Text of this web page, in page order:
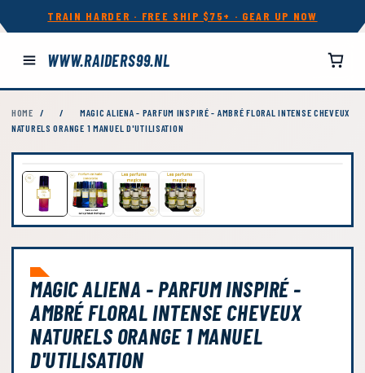
TRAIN HARDER · FREE SHIP $75+ · GEAR UP NOW
WWW.RAIDERS99.NL
HOME / /
MAGIC ALIENA - PARFUM INSPIRÉ - AMBRÉ FLORAL INTENSE CHEVEUX
NATURELS ORANGE 1 MANUEL D'UTILISATION
MAGIC ALIENA - PARFUM INSPIRÉ -
AMBRÉ FLORAL INTENSE CHEVEUX
NATURELS ORANGE 1 MANUEL
D'UTILISATION